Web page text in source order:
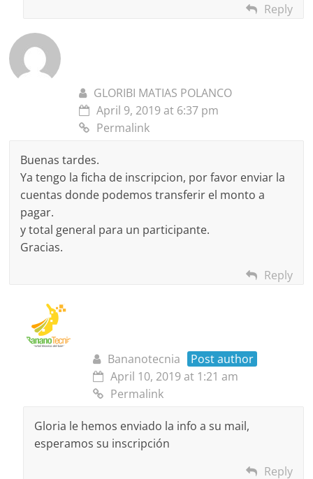
Reply
GLORIBI MATIAS POLANCO
April 9, 2019 at 6:37 pm
Permalink
Buenas tardes.
Ya tengo la ficha de inscripcion, por favor enviar la
cuentas donde podemos transferir el monto a
pagar.
y total general para un participante.
Gracias.
Reply
Bananotecnia
Post author
April 10, 2019 at 1:21 am
Permalink
Gloria le hemos enviado la info a su mail,
esperamos su inscripción
Reply